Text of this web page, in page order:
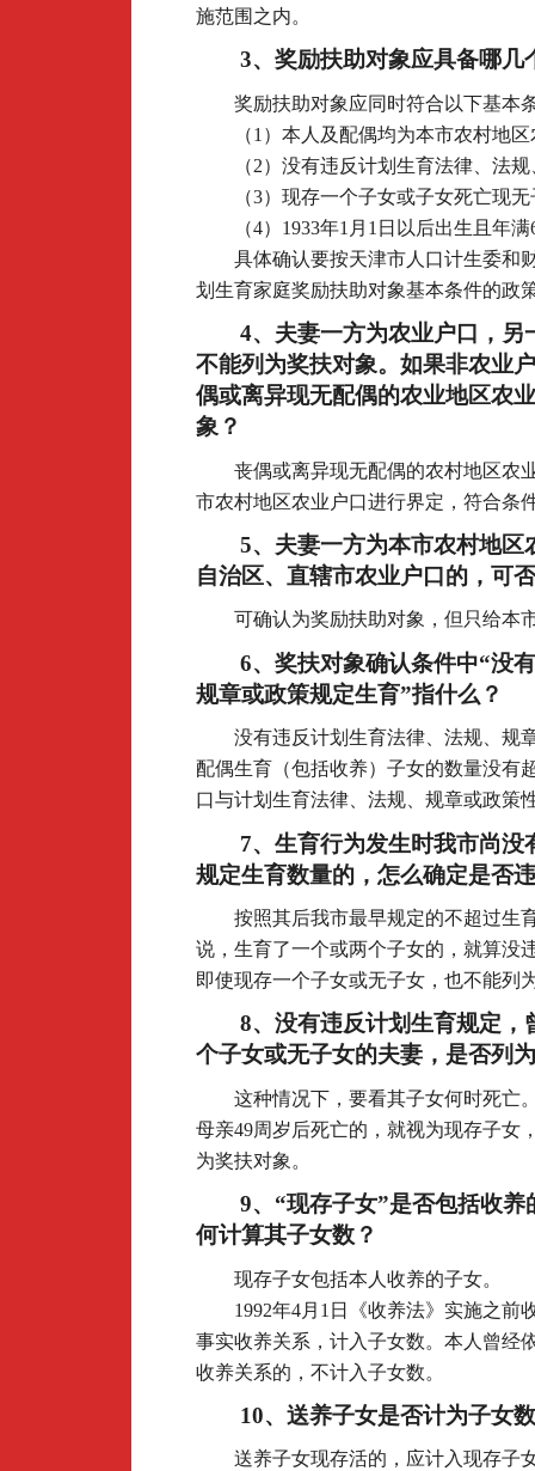
施范围之内。
3、奖励扶助对象应具备哪几
奖励扶助对象应同时符合以下基本
（1）本人及配偶均为本市农村地
（2）没有违反计划生育法律、法
（3）现存一个子女或子女死亡现
（4）1933年1月1日以后出生且年
具体确认要按天津市人口计生委和
划生育家庭奖励扶助对象基本条件的政
4、夫妻一方为农业户口，
不能列为奖扶对象。如果非农业
偶或离异现无配偶的农业地区农
象？
丧偶或离异现无配偶的农村地区农
市农村地区农业户口进行界定，符合条
5、夫妻一方为本市农村地
自治区、直辖市农业户口的，可
可确认为奖励扶助对象，但只给本
6、奖扶对象确认条件中“没
规章或政策规定生育”指什么？
没有违反计划生育法律、法规、规
配偶生育（包括收养）子女的数量没有
口与计划生育法律、法规、规章或政策
7、生育行为发生时我市尚
规定生育数量的，怎么确定是否
按照其后我市最早规定的不超过生
说，生育了一个或两个子女的，就算没
即使现存一个子女或无子女，也不能列
8、没有违反计划生育规定
个子女或无子女的夫妻，是否列
这种情况下，要看其子女何时死亡
母亲49周岁后死亡的，就视为现存子女
为奖扶对象。
9、“现存子女”是否包括收
何计算其子女数？
现存子女包括本人收养的子女。
1992年4月1日
《收养法》实施之前
事实收养关系，计入子女数。本人曾经
收养关系的，不计入子女数。
10、送养子女是否计为子女
送养子女现存活的，应计入现存子